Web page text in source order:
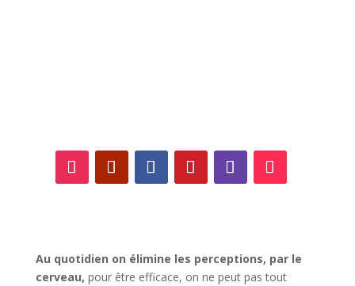
Au quotidien on élimine les perceptions, par le
cerveau, pour être efficace, on ne peut pas tout